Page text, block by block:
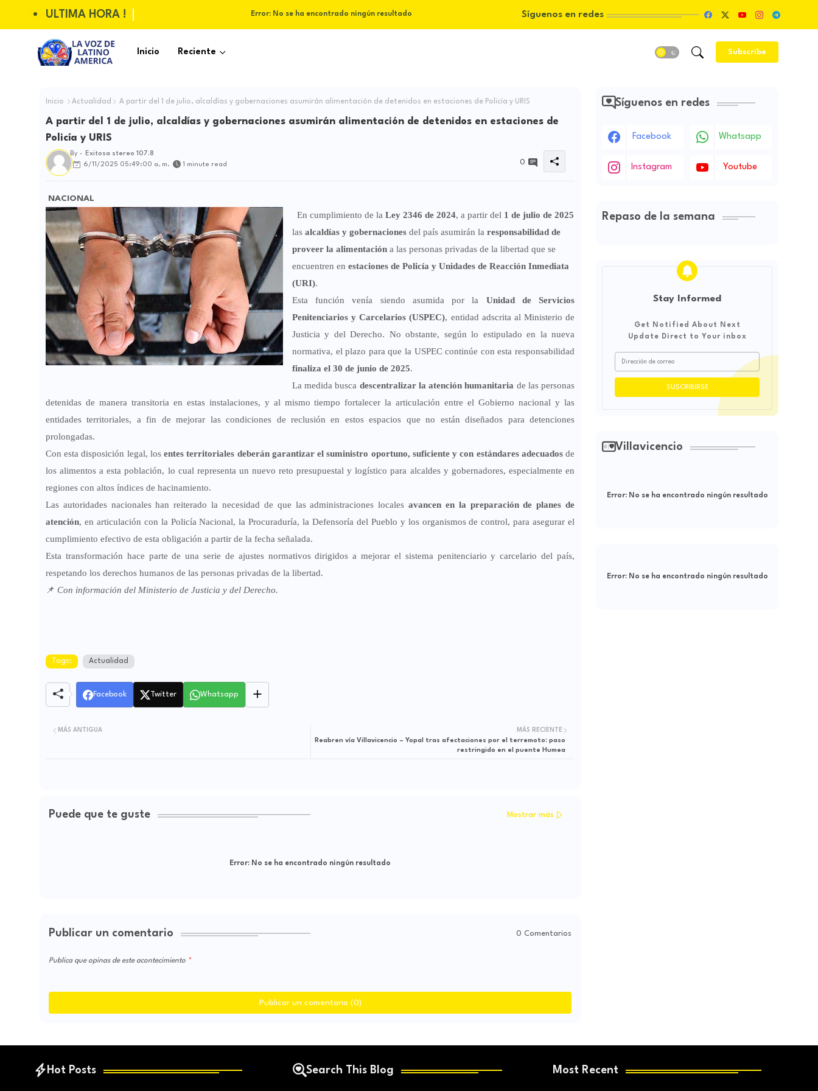
ULTIMA HORA ! Error: No se ha encontrado ningún resultado Síguenos en redes
Inicio Reciente Subscribe
Inicio Actualidad A partir del 1 de julio, alcaldías y gobernaciones asumirán alimentación de detenidos en estaciones de Policía y URIS
A partir del 1 de julio, alcaldías y gobernaciones asumirán alimentación de detenidos en estaciones de
Policía y URIS
By -
Exitosa stereo 107.8
6/11/2025 05:49:00 a. m.
1 minute read 0
NACIONAL
En cumplimiento de la Ley 2346 de 2024, a partir del 1 de julio de 2025
las alcaldías y gobernaciones del país asumirán la responsabilidad de
proveer la alimentación a las personas privadas de la libertad que se
encuentren en estaciones de Policía y Unidades de Reacción Inmediata
(URI).
Esta función venía siendo asumida por la Unidad de Servicios
Penitenciarios y Carcelarios (USPEC), entidad adscrita al Ministerio de
Justicia y del Derecho. No obstante, según lo estipulado en la nueva
normativa, el plazo para que la USPEC continúe con esta responsabilidad
finaliza el 30 de junio de 2025.
La medida busca descentralizar la atención humanitaria de las personas
detenidas de manera transitoria en estas instalaciones, y al mismo tiempo fortalecer la articulación entre el Gobierno nacional y las
entidades territoriales, a fin de mejorar las condiciones de reclusión en estos espacios que no están diseñados para detenciones
prolongadas.
Con esta disposición legal, losentes territoriales deberán garantizar el suministro oportuno, suficiente y con estándares adecuadosde
los alimentos a esta población, lo cual representa un nuevo reto presupuestal y logístico para alcaldes y gobernadores, especialmente en
regiones con altos índices de hacinamiento.
Las autoridades nacionales han reiterado la necesidad de que las administraciones locales avancen en la preparación de planes de
atención, en articulación con la Policía Nacional, la Procuraduría, la Defensoría del Pueblo y los organismos de control, para asegurar el
cumplimiento efectivo de esta obligación a partir de la fecha señalada.
Esta transformación hace parte de una serie de ajustes normativos dirigidos a mejorar el sistema penitenciario y carcelario del país,
respetando los derechos humanos de las personas privadas de la libertad.
📌 Con información del Ministerio de Justicia y del Derecho.
Tags: Actualidad
Facebook Twitter Whatsapp
MÁS RECIENTE
Reabren vía Villavicencio – Yopal tras afectaciones por el terremoto: paso
restringido en el puente Humea
MÁS ANTIGUA
Puede que te guste Mostrar más
Error: No se ha encontrado ningún resultado
Publicar un comentario 0 Comentarios
Publica que opinas de este acontecimiento
Publicar un comentario (0)
Síguenos en redes
Facebook Whatsapp
Instagram Youtube
Repaso de la semana
Stay Informed
Get Notified About Next
Update Direct to Your inbox
Villavicencio
Error:No se ha encontrado ningún resultado
Error:No se ha encontrado ningún resultado
Hot Posts Search This Blog Most Recent